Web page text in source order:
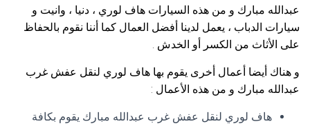
عبدالله مبارك و من هذه السيارات هاف لوري ، دنيا ، وانيت و
سيارات الدباب ، يعمل لدينا أفضل العمال كما أننا نقوم بالحفاظ
على الأثاث من الكسر أو الخدش .
و هناك أيضا أعمال أخرى يقوم بها هاف لوري لنقل عفش غرب
عبدالله مبارك و من هذه الأعمال :
هاف لوري لنقل عفش غرب عبدالله مبارك يقوم بكافة